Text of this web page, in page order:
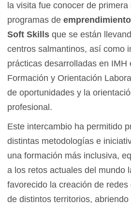
la visita fue conocer de primera
programas de
Soft Skills que se están
centros salmantinos, así como
prácticas desarrolladas en IMH
Formación y Orientación
de oportunidades y la
profesional.
Este intercambio ha permitido
distintas metodologías e
una formación más inclusiva,
a los retos actuales del mundo
favorecido la creación de
de distintos territorios,